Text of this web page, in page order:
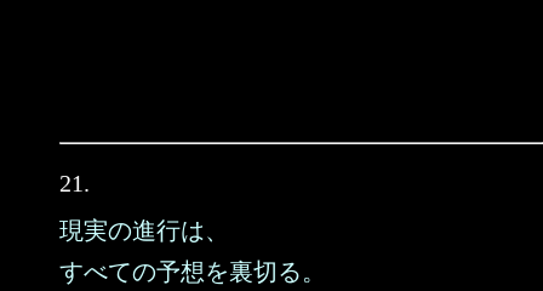
21.
現実の進行は、
すべての予想を裏切る。